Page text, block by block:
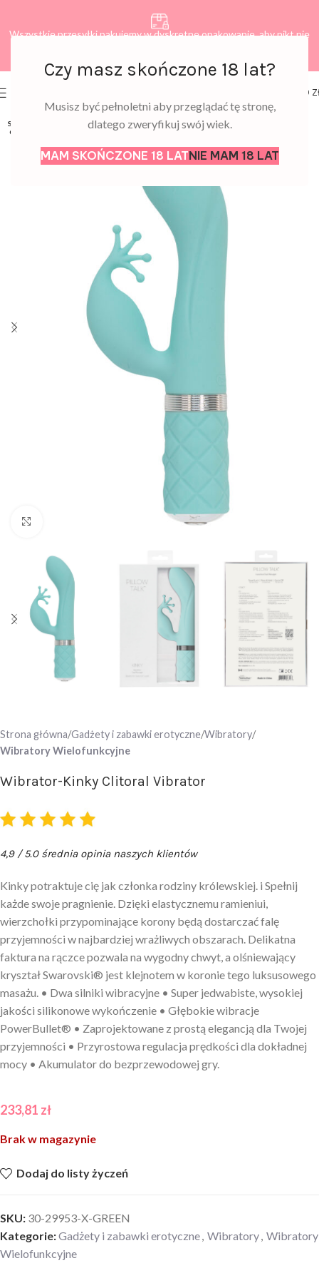
Czy masz skończone 18 lat?
Musisz być pełnoletni aby przeglądać tę stronę,
dlatego zweryfikuj swój wiek.
MAM SKOŃCZONE 18 LATNIE MAM 18 LAT
Wszystkie przesyłki pakujemy w dyskretne opakowanie, aby nikt nie
0,00
SOLD
OUT
Strona główna Gadżety i zabawki erotyczne Wibratory
Wibratory Wielofunkcyjne
Wibrator-Kinky Clitoral Vibrator
4,9 / 5.0 średnia opinia naszych klientów
Kinky potraktuje cię jak członka rodziny królewskiej. i Spełnij
każde swoje pragnienie. Dzięki elastycznemu ramieniui,
wierzchołki przypominające korony będą dostarczać falę
przyjemności w najbardziej wrażliwych obszarach. Delikatna
faktura na rączce pozwala na wygodny chwyt, a olśniewający
kryształ Swarovski® jest klejnotem w koronie tego luksusowego
masażu. • Dwa silniki wibracyjne • Super jedwabiste, wysokiej
jakości silikonowe wykończenie • Głębokie wibracje
PowerBullet® • Zaprojektowane z prostą elegancją dla Twojej
przyjemności • Przyrostowa regulacja prędkości dla dokładnej
mocy • Akumulator do bezprzewodowej gry.
233,81 zł
Brak w magazynie
Dodaj do listy życzeń
SKU: 30-29953-X-GREEN
Kategorie:Gadżety i zabawki erotyczne, Wibratory, Wibratory
Wielofunkcyjne